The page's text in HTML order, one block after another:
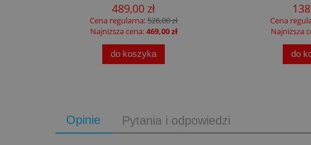
489,00 zł
Cena regularna:526,00 zł
Najniższa cena:469,00 zł
do koszyka
Cena
Najniższa
do
Opinie Pytania i odpowiedzi